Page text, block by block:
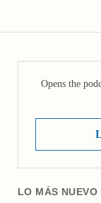
Opens the
LO MÁS